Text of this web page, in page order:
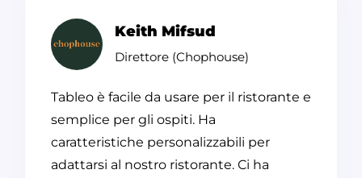
Keith Mifsud
Direttore (Chophouse)
Tableo è facile da usare per il ristorante e
semplice per gli ospiti. Ha
caratteristiche personalizzabili per
adattarsi al nostro ristorante. Ci ha